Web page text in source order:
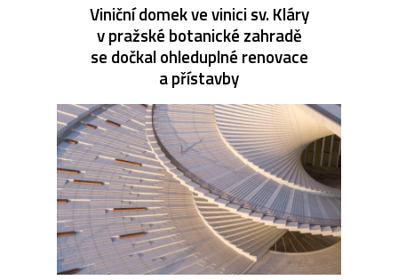
Viniční domek ve vinici sv. Kláry
v pražské botanické zahradě
se dočkal ohleduplné renovace
a přístavby